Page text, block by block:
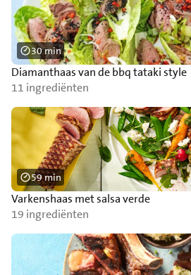
Diamanthaas van de bbq tataki style
11 ingrediënten
30 min
Varkenshaas met salsa verde
19 ingrediënten
59 min